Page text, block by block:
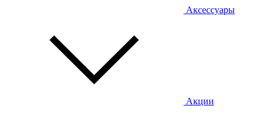
Аксессуары
Акции